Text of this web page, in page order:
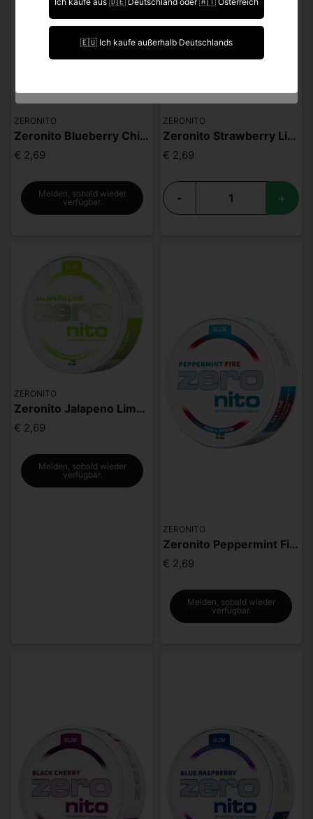
ZERONITO
Zeronito Blueberry Chilli Slim
€ 2,69
Melden, sobald wieder
verfügbar.
ZERONITO
Zeronito Strawberry Lime Slim
€ 2,69
- +
ZERONITO
Zeronito Jalapeno Lime Slim
€ 2,69
Melden, sobald wieder
verfügbar.
ZERONITO
Zeronito Peppermint Fire Slim
€ 2,69
Melden, sobald wieder
verfügbar.
Ich bin über 18 Jahre alt.
Ich bin unter 18 Jahre alt.
🇪🇺 Ich kaufe außerhalb Deutschlands